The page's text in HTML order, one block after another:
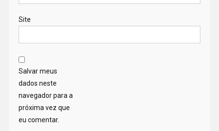
Site
Salvar meus
dados neste
navegador para a
próxima vez que
eu comentar.